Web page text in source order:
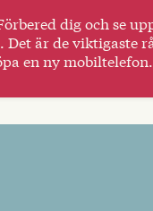
dig och se
Det är de viktigaste
en ny mobiltelefon.